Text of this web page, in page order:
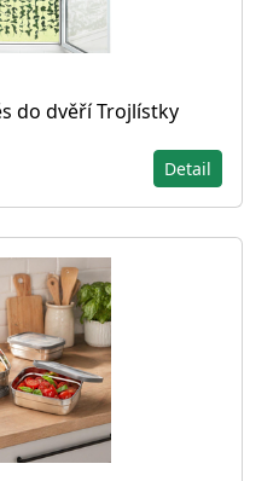
do dvěří Trojlístky
Detail